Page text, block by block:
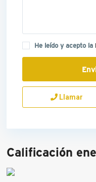
He leído y acepto la
Llamar
Calificación